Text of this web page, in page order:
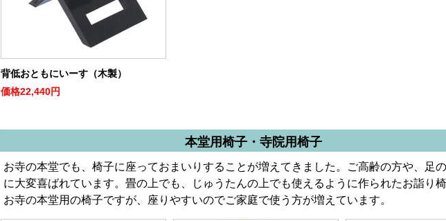
背低おともにいーす（木製）
価格22,440円
本堂用椅子・寺院用椅子
お寺の本堂でも、椅子に座っておまいりすることが増えてきました。ご高齢の方や、足
に大変喜ばれています。畳の上でも、じゅうたんの上でも使えるように作られたお詣り椅
お寺の本堂用の椅子ですが、座りやすいのでご家庭で使う方が増えています。